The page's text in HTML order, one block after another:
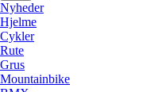
Nyheder
Hjelme
Cykler
Rute
Grus
Mountainbike